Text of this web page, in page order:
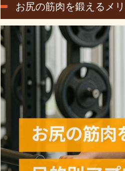
お尻の筋肉を鍛えるメ